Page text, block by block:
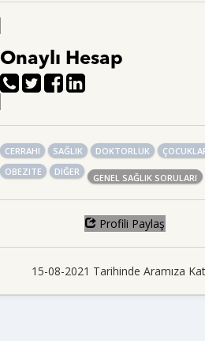
Onaylı Hesap
CERRAHI SAĞLIK DOKTORLUK
OBEZITE
DIĞER
GENEL SAĞLIK SORULARI
Profili Paylaş
15-08-2021 Tarihinde Aramıza